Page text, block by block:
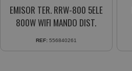
EMISOR TER. RRW-800 5ELE
800W WIFI MANDO DIST.
REF: 556840261